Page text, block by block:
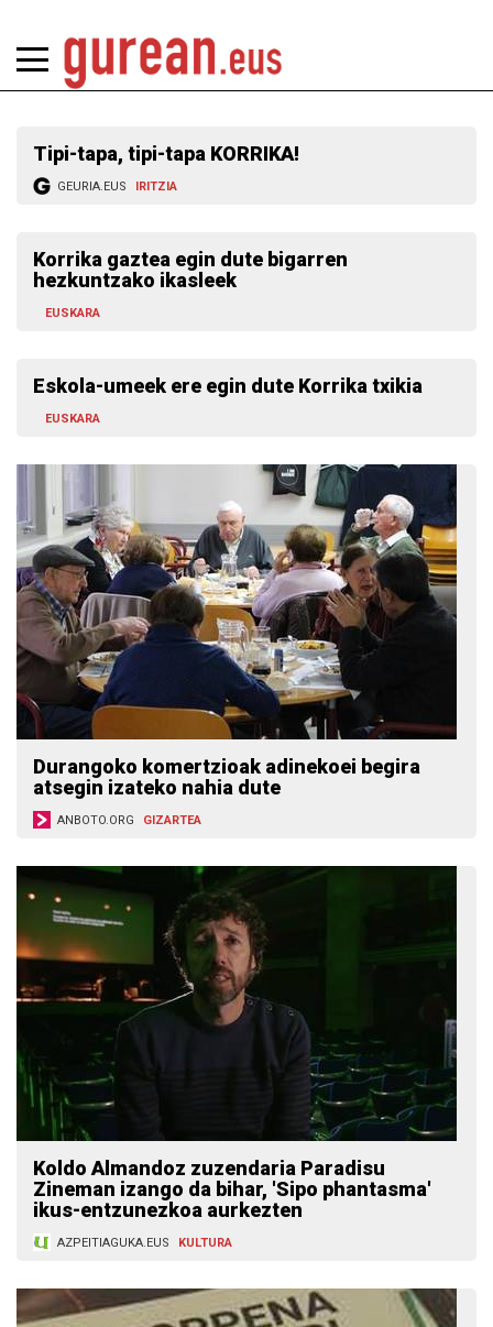
Tipi-tapa, tipi-tapa KORRIKA!
GEURIA.EUS IRITZIA
Korrika gaztea egin dute bigarren
hezkuntzako ikasleek
EUSKARA
Eskola-umeek ere egin dute Korrika txikia
EUSKARA
Durangoko komertzioak adinekoei begira
atsegin izateko nahia dute
ANBOTO.ORG GIZARTEA
Koldo Almandoz zuzendaria Paradisu
Zineman izango da bihar, 'Sipo phantasma'
ikus-entzunezkoa aurkezten
AZPEITIAGUKA.EUS KULTURA